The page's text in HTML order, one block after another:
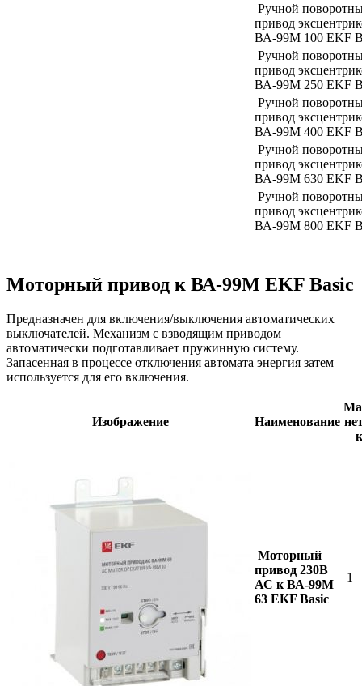
Ручной
привод
ВА-99М 100 EKF
Ручной
привод
ВА-99М 250 EKF
Ручной
привод
ВА-99М 400 EKF
Ручной
привод
ВА-99М 630 EKF
Ручной
привод
ВА-99М 800 EKF
Моторный привод к ВА-99М EKF Basic
Предназначен для включения/выключения автоматических
выключателей. Механизм с взводящим приводом
автоматически подготавливает пружинную систему.
Запасенная в процессе отключения автомата энергия затем
используется для его включения.
Изображение Наименование
Моторный
привод 230В
АС к ВА-99М
63 EKF Basic
1